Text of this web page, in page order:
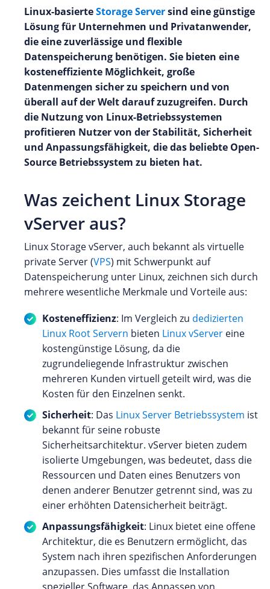
Linux-basierteStorage Serversind eine günstige
Lösung für Unternehmen und Privatanwender,
die eine zuverlässige und flexible
Datenspeicherung benötigen. Sie bieten eine
kosteneffiziente Möglichkeit, große
Datenmengen sicher zu speichern und von
überall auf der Welt darauf zuzugreifen. Durch
die Nutzung von Linux-Betriebssystemen
profitieren Nutzer von der Stabilität, Sicherheit
und Anpassungsfähigkeit, die das beliebte Open-
Source Betriebssystem zu bieten hat.
Was zeichent Linux Storage
vServer aus?
Linux Storage vServer, auch bekannt als virtuelle
private Server (VPS) mit Schwerpunkt auf
Datenspeicherung unter Linux, zeichnen sich durch
mehrere wesentliche Merkmale und Vorteile aus:
Kosteneffizienz: Im Vergleich zu dedizierten
Linux Root Servern bieten Linux vServer eine
kostengünstige Lösung, da die
zugrundeliegende Infrastruktur zwischen
mehreren Kunden virtuell geteilt wird, was die
Kosten für den Einzelnen senkt.
Sicherheit: Das Linux Server Betriebssystem ist
bekannt für seine robuste
Sicherheitsarchitektur. vServer bieten zudem
isolierte Umgebungen, was bedeutet, dass die
Ressourcen und Daten eines Benutzers von
denen anderer Benutzer getrennt sind, was zu
einer erhöhten Datensicherheit beiträgt.
Anpassungsfähigkeit: Linux bietet eine offene
Architektur, die es Benutzern ermöglicht, das
System nach ihren spezifischen Anforderungen
anzupassen. Dies umfasst die Installation